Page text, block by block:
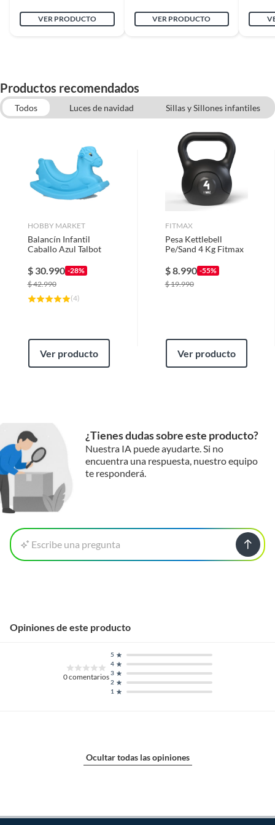
acompañarán en tus días de descanso. ¡Hay opciones
para todos los gustos!
con alguna deficiencia, que sean comprados en esa condición a
un precio reducido.
Plantas.
De uso personal.
VER PRODUCTO VER PRODUCTO
Productos recomendados
Todos Luces de navidad
Sillas y Sillones infantiles
HOBBY MARKET
Balancín Infantil
Caballo Azul Talbot
$ 30.990 -28%
$42.990
(4)
Ver producto
FITMAX
Pesa Kettlebell
Pe/Sand 4 Kg Fitmax
$8.990 -55%
$19.990
Ver producto
¿Tienes dudas sobre este producto?
Nuestra IA puede ayudarte. Si no
encuentra una respuesta, nuestro equipo
te responderá.
Escribe una pregunta
Opiniones de este producto
0comentarios
1
2
3
4
5
Ocultar todas las opiniones